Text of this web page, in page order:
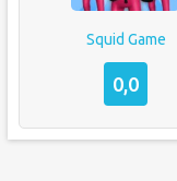
Squid Game
0,0